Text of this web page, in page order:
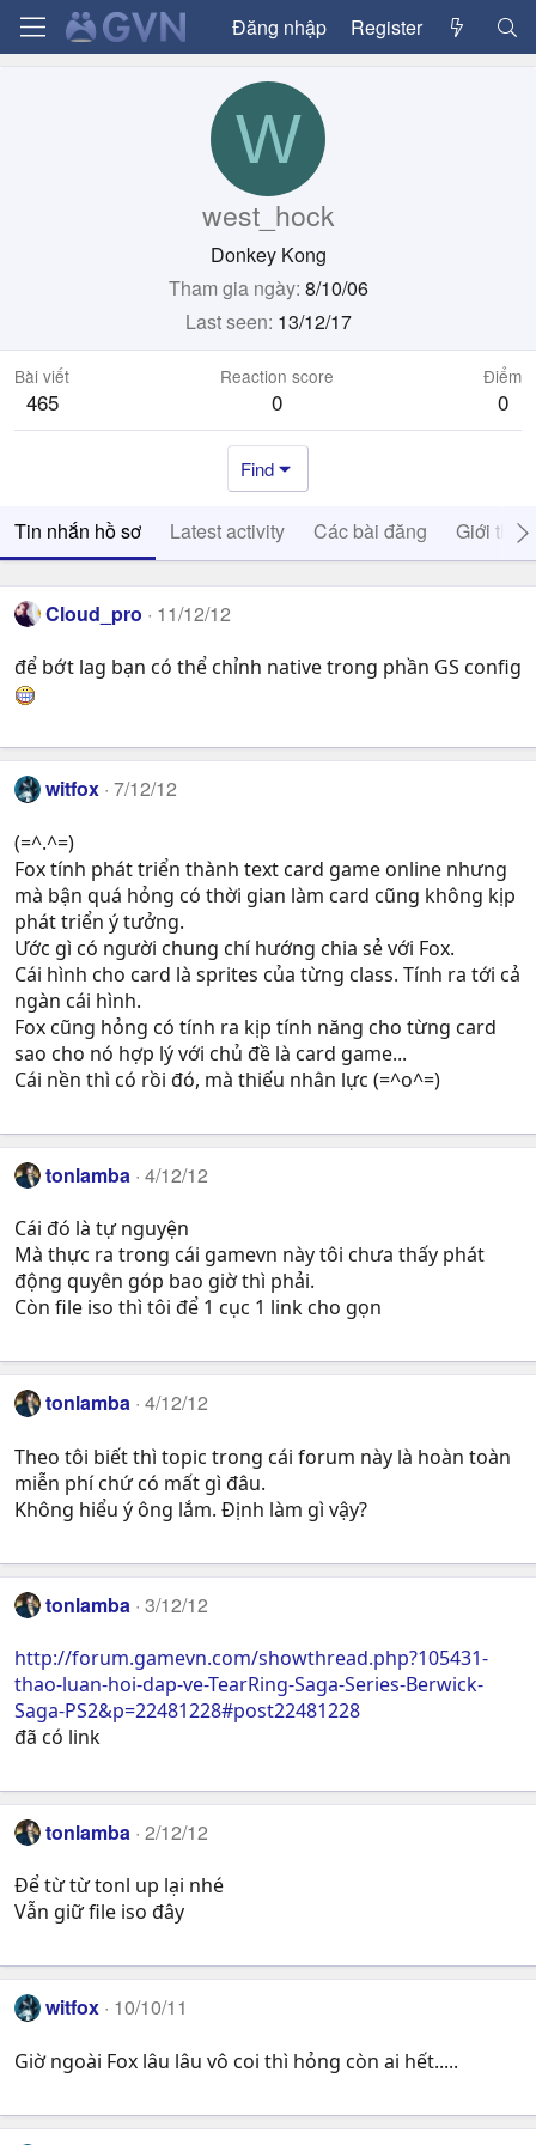
Đăng nhập Register
W
west_hock
Donkey Kong
Tham gia ngày 8/10/06
Last seen 13/12/17
Bài viết
465
Reaction score
0
Điểm
0
Find
Tin nhắn hồ sơ Latest activity Các bài đăng Giới thiệu
Cloud_pro 11/12/12
để bớt lag bạn có thể chỉnh native trong phần GS config
witfox 7/12/12
(=^.^=)
Fox tính phát triển thành text card game online nhưng
mà bận quá hỏng có thời gian làm card cũng không kịp
phát triển ý tưởng.
Ước gì có người chung chí hướng chia sẻ với Fox.
Cái hình cho card là sprites của từng class. Tính ra tới cả
ngàn cái hình.
Fox cũng hỏng có tính ra kịp tính năng cho từng card
sao cho nó hợp lý với chủ đề là card game...
Cái nền thì có rồi đó, mà thiếu nhân lực (=^o^=)
tonlamba 4/12/12
Cái đó là tự nguyện
Mà thực ra trong cái gamevn này tôi chưa thấy phát
động quyên góp bao giờ thì phải.
Còn file iso thì tôi để 1 cục 1 link cho gọn
tonlamba 4/12/12
Theo tôi biết thì topic trong cái forum này là hoàn toàn
miễn phí chứ có mất gì đâu.
Không hiểu ý ông lắm. Định làm gì vậy?
tonlamba 3/12/12
http://forum.gamevn.com/showthread.php?105431-
thao-luan-hoi-dap-ve-TearRing-Saga-Series-Berwick-
Saga-PS2&p=22481228#post22481228
đã có link
tonlamba 2/12/12
Để từ từ tonl up lại nhé
Vẫn giữ file iso đây
witfox 10/10/11
Giờ ngoài Fox lâu lâu vô coi thì hỏng còn ai hết.....